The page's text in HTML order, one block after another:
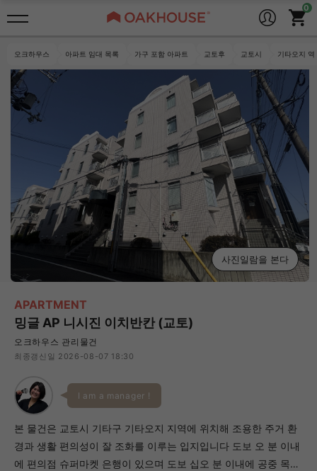
오크하우스 아파트 임대 목록 가구 포함 아파트 교토후 교토시 기타오지 역
사진일람을 본다
APARTMENT
밍글 AP 니시진 이치반칸 (교토)
오크하우스 관리물건
최종갱신일 2026-08-07 18:30
I am a manager !
본 물건은 교토시 기타구 기타오지 지역에 위치해 조용한 주거 환
경과 생활 편의성이 잘 조화를 이루는 입지입니다 도보 오 분 이내
에 편의점 슈퍼마켓 은행이 있으며 도보 십오 분 이내에 공중 목욕